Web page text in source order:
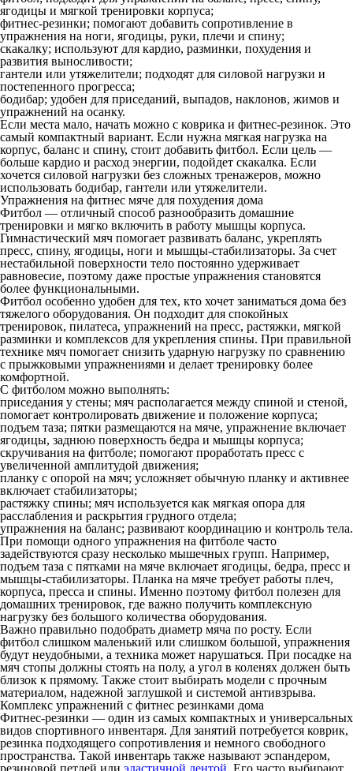
ягодицы и мягкой тренировки корпуса;
фитнес-резинки; помогают добавить сопротивление в
упражнения на ноги, ягодицы, руки, плечи и спину;
скакалку; используют для кардио, разминки, похудения и
развития выносливости;
гантели или утяжелители; подходят для силовой нагрузки и
постепенного прогресса;
бодибар; удобен для приседаний, выпадов, наклонов, жимов и
упражнений на осанку.
Если места мало, начать можно с коврика и фитнес-резинок. Это
самый компактный вариант. Если нужна мягкая нагрузка на
корпус, баланс и спину, стоит добавить фитбол. Если цель —
больше кардио и расход энергии, подойдет скакалка. Если
хочется силовой нагрузки без сложных тренажеров, можно
использовать бодибар, гантели или утяжелители.
Упражнения на фитнес мяче для похудения дома
Фитбол — отличный способ разнообразить домашние
тренировки и мягко включить в работу мышцы корпуса.
Гимнастический мяч помогает развивать баланс, укреплять
пресс, спину, ягодицы, ноги и мышцы-стабилизаторы. За счет
нестабильной поверхности тело постоянно удерживает
равновесие, поэтому даже простые упражнения становятся
более функциональными.
Фитбол особенно удобен для тех, кто хочет заниматься дома без
тяжелого оборудования. Он подходит для спокойных
тренировок, пилатеса, упражнений на пресс, растяжки, мягкой
разминки и комплексов для укрепления спины. При правильной
технике мяч помогает снизить ударную нагрузку по сравнению
с прыжковыми упражнениями и делает тренировку более
комфортной.
С фитболом можно выполнять:
приседания у стены; мяч располагается между спиной и стеной,
помогает контролировать движение и положение корпуса;
подъем таза; пятки размещаются на мяче, упражнение включает
ягодицы, заднюю поверхность бедра и мышцы корпуса;
скручивания на фитболе; помогают проработать пресс с
увеличенной амплитудой движения;
планку с опорой на мяч; усложняет обычную планку и активнее
включает стабилизаторы;
растяжку спины; мяч используется как мягкая опора для
расслабления и раскрытия грудного отдела;
упражнения на баланс; развивают координацию и контроль тела.
При помощи одного упражнения на фитболе часто
задействуются сразу несколько мышечных групп. Например,
подъем таза с пятками на мяче включает ягодицы, бедра, пресс и
мышцы-стабилизаторы. Планка на мяче требует работы плеч,
корпуса, пресса и спины. Именно поэтому фитбол полезен для
домашних тренировок, где важно получить комплексную
нагрузку без большого количества оборудования.
Важно правильно подобрать диаметр мяча по росту. Если
фитбол слишком маленький или слишком большой, упражнения
будут неудобными, а техника может нарушаться. При посадке на
мяч стопы должны стоять на полу, а угол в коленях должен быть
близок к прямому. Также стоит выбирать модели с прочным
материалом, надежной заглушкой и системой антивзрыва.
Комплекс упражнений с фитнес резинками дома
Фитнес-резинки — один из самых компактных и универсальных
видов спортивного инвентаря. Для занятий потребуется коврик,
резинка подходящего сопротивления и немного свободного
пространства. Такой инвентарь также называют эспандером,
резиновой петлей или эластичной лентой . Его часто выбирают